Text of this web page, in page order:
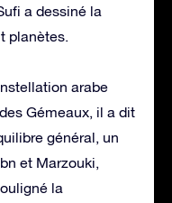
a dessiné la
planètes.
arabe
Gémeaux, il a dit
général, un
et Marzouki,
la